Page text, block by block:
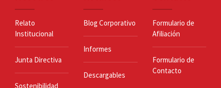
Relato
Institucional
Junta Directiva
Sostenibilidad
Blog Corporativo
Informes
Descargables
Formulario de
Afiliación
Formulario de
Contacto